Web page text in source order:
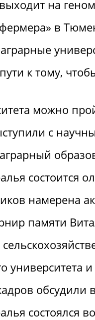
на
в
к тому,
можно
с
состоится
намерена
памяти
состоялся